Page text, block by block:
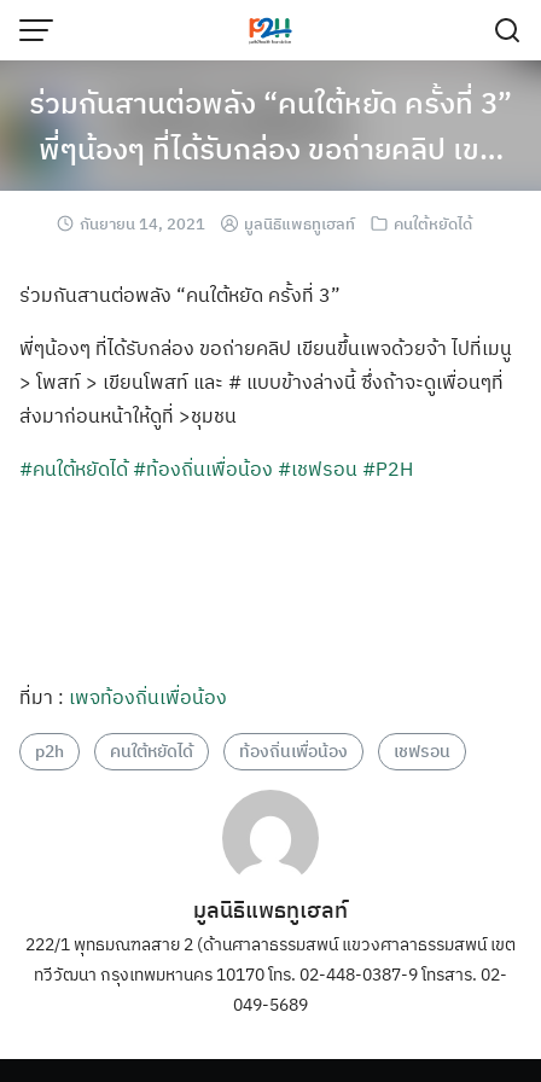
ร่วมกันสานต่อพลัง “คนใต้หยัด ครั้งที่ 3”
พี่ๆน้องๆ ที่ได้รับกล่อง ขอถ่ายคลิป เข…
กันยายน 14, 2021 มูลนิธิแพธทูเฮลท์ คนใต้หยัดได้
ร่วมกันสานต่อพลัง “คนใต้หยัด ครั้งที่ 3”
พี่ๆน้องๆ ที่ได้รับกล่อง ขอถ่ายคลิป เขียนขึ้นเพจด้วยจ้า ไปที่เมนู
> โพสท์ > เขียนโพสท์ และ # แบบข้างล่างนี้ ซึ่งถ้าจะดูเพื่อนๆที่
ส่งมาก่อนหน้าให้ดูที่ >ชุมชน
#คนใต้หยัดได้ #ท้องถิ่นเพื่อน้อง #เชฟรอน #P2H
ที่มา : เพจท้องถิ่นเพื่อน้อง
p2h คนใต้หยัดได้ ท้องถิ่นเพื่อน้อง เชฟรอน
มูลนิธิแพธทูเฮลท์
222/1 พุทธมณฑลสาย 2 (ด้านศาลาธรรมสพน์ แขวงศาลาธรรมสพน์ เขต
ทวีวัฒนา กรุงเทพมหานคร 10170 โทร. 02-448-0387-9 โทรสาร. 02-
049-5689